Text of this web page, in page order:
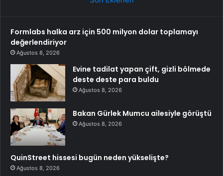
Formlabs halka arz için 500 milyon dolar toplamayı
değerlendiriyor
Ağustos 8, 2026
Evine tadilat yapan çift, gizli bölmede
deste deste para buldu
Ağustos 8, 2026
Bakan Gürlek Mumcu ailesiyle görüştü
Ağustos 8, 2026
QuinStreet hissesi bugün neden yükselişte?
Ağustos 8, 2026